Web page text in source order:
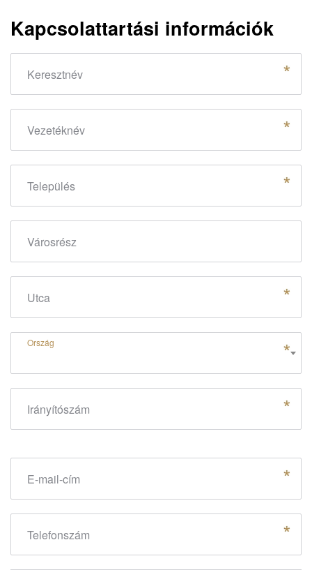
Kapcsolattartási információk
Keresztnév
Vezetéknév
Település
Városrész
Utca
Ország
Irányítószám
E-mail-cím
Telefonszám